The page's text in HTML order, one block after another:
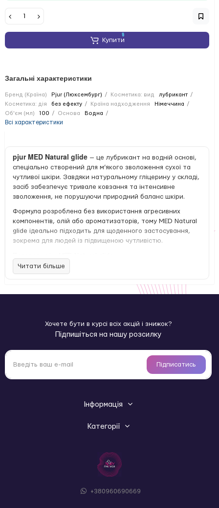
Купити
Загальні характеристики
Бренд (Країна) Pjur (Люксембург) Косметика: вид
лубрикант
Косметика: дія
без ефекту Країна надходження
Німеччина
Об'єм (мл)
100 Основа Водна
Всі характеристики
pjur MED Natural glide — це лубрикант на водній основі,
спеціально створений для м’якого зволоження сухої та
чутливої шкіри. Завдяки натуральному гліцерину у складі,
засіб забезпечує тривале ковзання та інтенсивне
зволоження, не порушуючи природний баланс шкіри.
Формула розроблена без використання агресивних
компонентів, олій або ароматизаторів, тому MED Natural
glide ідеально підходить для щоденного застосування,
зокрема для людей із підвищеною чутливістю.
натуральний гліцерин зволожує та захищає шкіру;
підходить для сухої та чутливої шкіри;
безпечний для використання з презервативами та
секс-іграшками.
спирт, бензоат натрію, лимонна кислота, сорбат калію.
Купити змазку на водній основі pjur MED Natural glide
Читати більше
Хочете бути в курсі всіх акцій і знижок?
Підпишіться на нашу розсилку
Підписатись
Інформація
Категорії
+380960690669